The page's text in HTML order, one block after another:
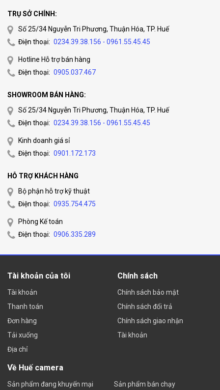
TRỤ SỞ CHÍNH:
Số 25/34 Nguyễn Tri Phương, Thuận Hóa, TP. Huế
Điện thoại: 0234.39.38.156 - 0961.55.45.45
Hotline Hỗ trợ bán hàng
Điện thoại: 0905.037.467
SHOWROOM BÁN HÀNG:
Số 25/34 Nguyễn Tri Phương, Thuận Hóa, TP. Huế
Điện thoại: 0234.39.38.156 - 0961.55.45.45
Kinh doanh giá sỉ
Điện thoại: 0901.172.173
HỖ TRỢ KHÁCH HÀNG
Bộ phận hỗ trợ kỹ thuật
Điện thoại: 0935.754.475
Phòng Kế toán
Điện thoại: 0906.335.289
Tài khoản của tôi
Tài khoản
Thanh toán
Đơn hàng
Tải xuống
Địa chỉ
Chính sách
Chính sách bảo mật
Chính sách đổi trả
Chính sách giao nhận
Tài khoản
Về Huế camera
Sản phẩm đang khuyến mại
Sản phẩm bán chạy